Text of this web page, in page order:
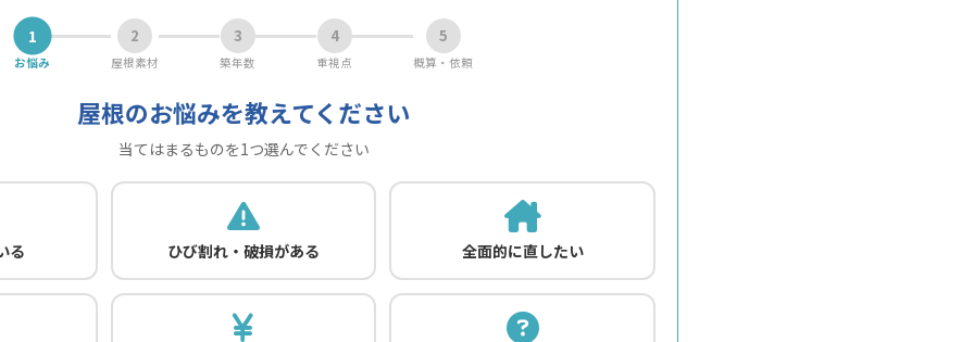
1
お悩み
2
屋根素材
3
築年数
4
重視点
5
概算・依頼
屋根のお悩みを教えてください
当てはまるものを1つ選んでください
る ひび割れ・破損がある 全面的に直したい